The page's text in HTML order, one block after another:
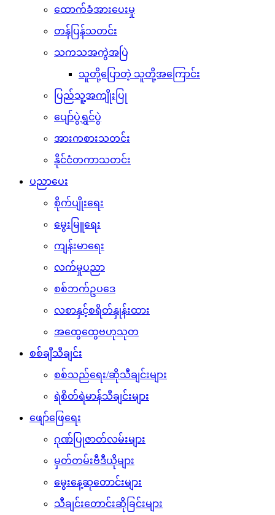
ထောက်ခံအားပေးမှု
တန်ပြန်သတင်း
သကသအကွဲအပြဲ
သူတို့ပြောတဲ့ သူတို့အကြောင်း
ပြည်သူ့အကျိုးပြု
ပျော်ပွဲရွှင်ပွဲ
အားကစားသတင်း
နိုင်ငံတကာသတင်း
ပညာပေး
စိုက်ပျိုးရေး
မွေးမြူရေး
ကျန်းမာရေး
လက်မှုပညာ
စစ်ဘက်ဥပဒေ
လစာနှင့်စရိတ်နှုန်းထား
အထွေထွေဗဟုသုတ
စစ်ချီသီချင်း
စစ်သည်ရေး/ဆိုသီချင်းများ
ရဲစိတ်ရဲမာန်သီချင်းများ
ဖျော်ဖြေရေး
ဂုဏ်ပြုဇာတ်လမ်းများ
မှတ်တမ်းဗီဒီယိုများ
မွေးနေ့ဆုတောင်းများ
သီချင်းတောင်းဆိုခြင်းများ